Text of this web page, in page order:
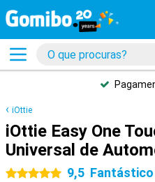
iOttie
iOttie Easy One
Universal de
5 estrelas
9,5 Fantástico